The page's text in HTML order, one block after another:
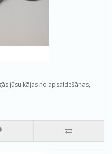
jūsu kājas no apsaldešānas,